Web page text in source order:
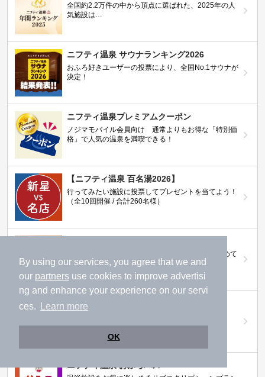
By using our services, you agree that we and
our partners use cookies to improve advertisi
ng and enhance your experience on our servi
ces.
Learn more
OK
全国約2.2万件の中から頂点に選ばれた、2025年の人
気施設は…
ニフティ温泉 サウナランキング2026
おふろ好きユーザーの投票により、全国No.1サウナが
決定！
ニフティ温泉プレミアムクーポン
ノジマモバイル会員向け 通常よりもお得な「特別価
格」で人気の温泉を満喫できる！
【ニフティ温泉 百名湯2026】
行ってみたい施設に投票してプレゼントを当てよう！
（全10回開催 / 合計260名様）
日本全国の岩盤浴情報だけをピックアップ。まとめて
検索！
ニフティ温泉ニュース